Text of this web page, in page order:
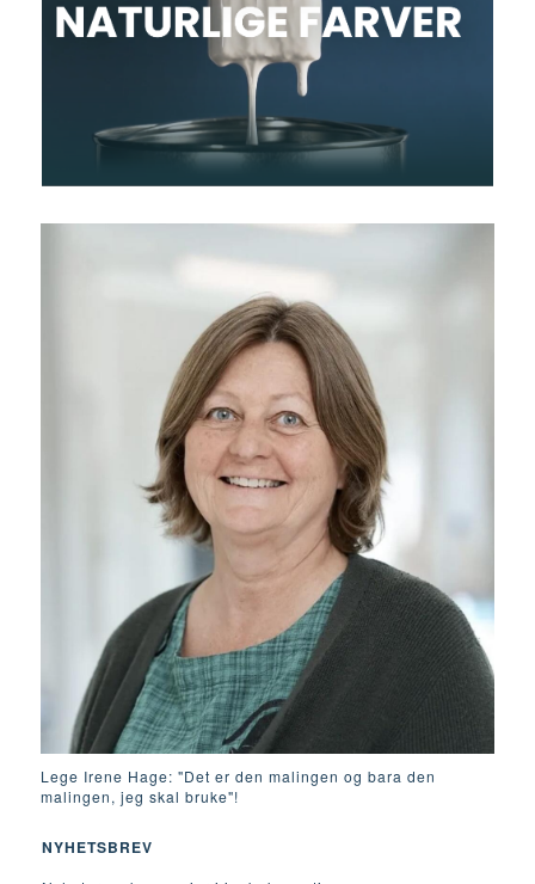
Lege Irene Hage: "Det er den malingen og bara den
malingen, jeg skal bruke"!
NYHETSBREV